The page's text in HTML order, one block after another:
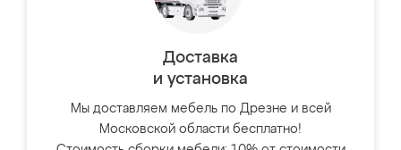
Доставка
и установка
Мы доставляем мебель по Дрезне и всей
Московской области бесплатно!